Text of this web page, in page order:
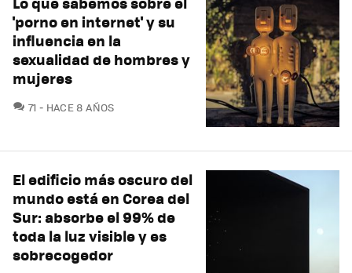
'porno en internet' y su
influencia en la
sexualidad de hombres y
mujeres
71 COMENTARIOS
HACE 8 AÑOS
El edificio más oscuro del
mundo está en Corea del
Sur: absorbe el 99% de
toda la luz visible y es
sobrecogedor